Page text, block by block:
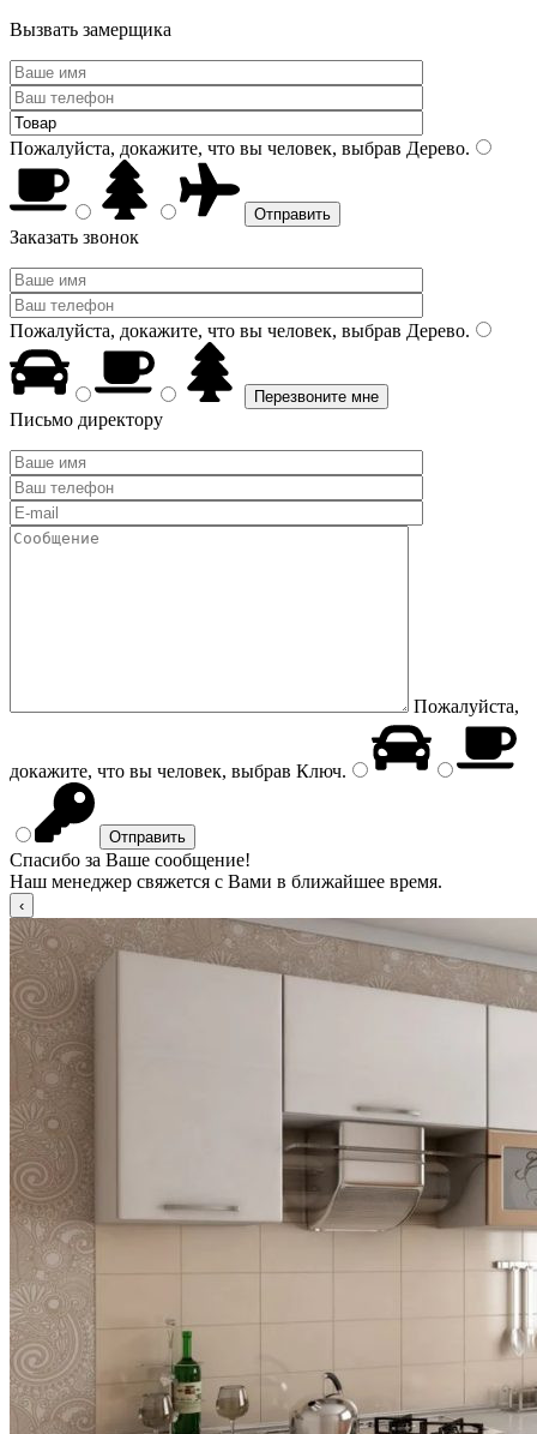
Вызвать замерщика
Пожалуйста, докажите, что вы человек, выбрав Дерево.
Заказать звонок
Пожалуйста, докажите, что вы человек, выбрав Дерево.
Письмо директору
Пожалуйста,
докажите, что вы человек, выбрав Ключ.
Спасибо за Ваше сообщение!
Наш менеджер свяжется с Вами в ближайшее время.